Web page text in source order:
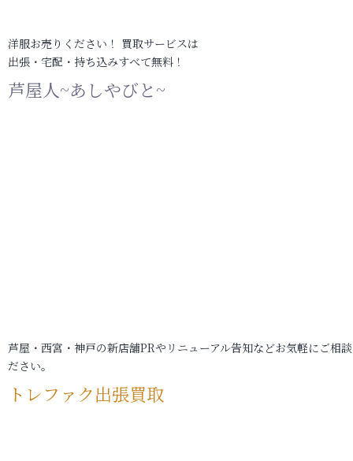
洋服お売りください！ 買取サービスは
出張・宅配・持ち込みすべて無料！
芦屋人~あしやびと~
芦屋・西宮・神戸の新店舗PRやリニューアル告知などお気軽にご相
ださい。
トレファク出張買取